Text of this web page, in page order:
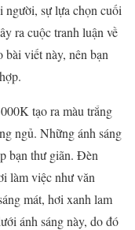
sự lựa chọn cuối
ra cuộc tranh luận về
viết này, nên bạn
tạo ra màu trắng
ngủ. Những ánh sáng
bạn thư giãn. Đèn
làm việc như văn
mát, hơi xanh lam
ánh sáng này, do đó